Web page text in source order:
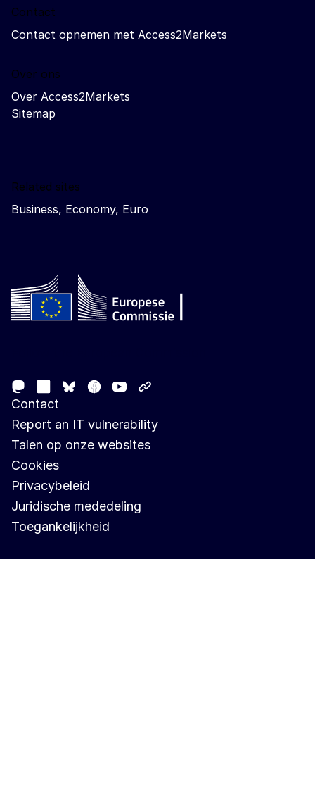
Contact
Contact opnemen met Access2Markets
Over ons
Over Access2Markets
Sitemap
Related sites
Business, Economy, Euro
MastodonLinkedIn
Bluesky
Facebook
Youtube
Contact
Report an IT vulnerability
Talen op onze websites
Cookies
Privacybeleid
Juridische mededeling
Toegankelijkheid